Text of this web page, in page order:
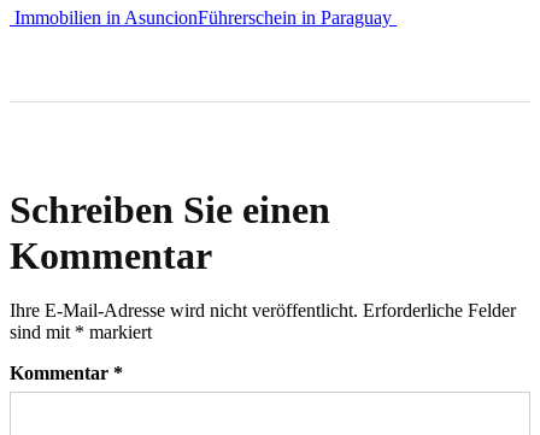
Immobilien in AsuncionFührerschein in Paraguay
Schreiben Sie einen
Kommentar
Ihre E-Mail-Adresse wird nicht veröffentlicht. Erforderliche Felder
sind mit * markiert
Kommentar *